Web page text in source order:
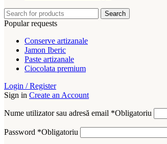
Search
Popular requests
Conserve artizanale
Jamon Iberic
Paste artizanale
Ciocolata premium
Login / Register
Sign in Create an Account
Nume utilizator sau adresă email *Obligatoriu
Password *Obligatoriu